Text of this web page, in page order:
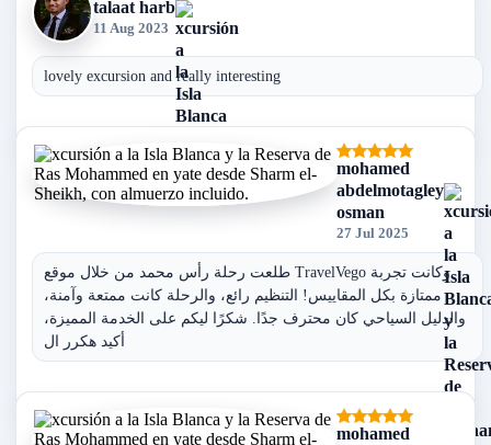
talaat harb
11 Aug 2023
lovely excursion and really interesting
mohamed
abdelmotagley
osman
27 Jul 2025
طلعت رحلة رأس محمد من خلال موقع TravelVego وكانت تجربة
ممتازة بكل المقاييس! التنظيم رائع، والرحلة كانت ممتعة وآمنة،
والدليل السياحي كان محترف جدًا. شكرًا ليكم على الخدمة المميزة،
أكيد هكرر ال
mohamed